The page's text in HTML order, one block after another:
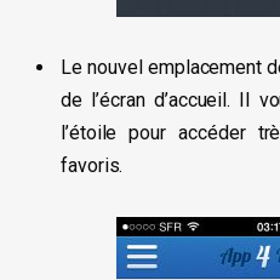
Le nouvel emplacement
de l’écran d’accueil. Il
l’étoile pour accéder
favoris.